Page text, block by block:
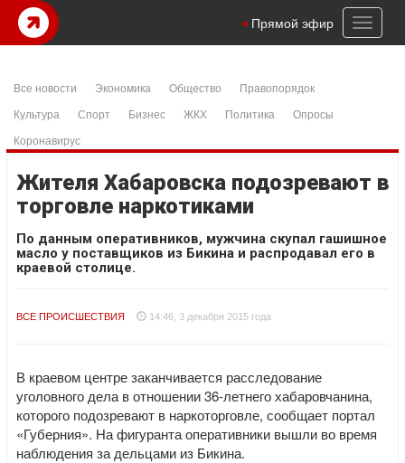
Toggle
Прямой эфир
Все новости Экономика Общество
Правопорядок
Культура
Спорт Бизнес ЖКХ Политика
Опросы
Коронавирус
Жителя Хабаровска подозревают в
торговле наркотиками
По данным оперативников, мужчина скупал гашишное
масло у поставщиков из Бикина и распродавал его в
краевой столице.
ВСЕ ПРОИСШЕСТВИЯ 14:46, 3 декабря 2015 года
В краевом центре заканчивается расследование
уголовного дела в отношении 36-летнего хабаровчанина,
которого подозревают в наркоторговле, сообщает портал
«Губерния». На фигуранта оперативники вышли во время
наблюдения за дельцами из Бикина.